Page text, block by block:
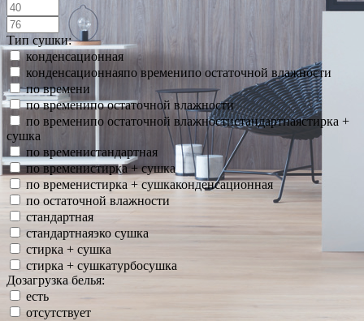
Тип сушки:
конденсационная
конденсационнаяпо временипо остаточной влажности
по времени
по временипо остаточной влажности
по временипо остаточной влажностистандартнаястирка +
сушка
по временистандартная
по временистирка + сушка
по временистирка + сушкаконденсационная
по остаточной влажности
стандартная
стандартнаяэко сушка
стирка + сушка
стирка + сушкатурбосушка
Дозагрузка белья:
есть
отсутствует